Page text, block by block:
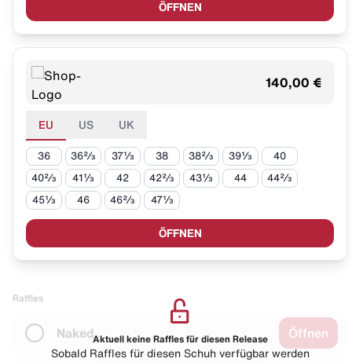
ÖFFNEN
140,00 €
EU US UK
36 36⅔ 37⅓ 38 38⅔ 39⅓ 40
40⅔ 41⅓ 42 42⅔ 43⅓ 44 44⅔
45⅓ 46 46⅔ 47⅓
ÖFFNEN
Raffles
Naked Öffnen
Aktuell keine Raffles für diesen Release
Sobald Raffles für diesen Schuh verfügbar werden